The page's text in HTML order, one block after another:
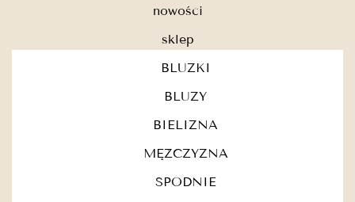
nowości
sklep
BLUZKI
BLUZY
BIELIZNA
MĘŻCZYZNA
SPODNIE